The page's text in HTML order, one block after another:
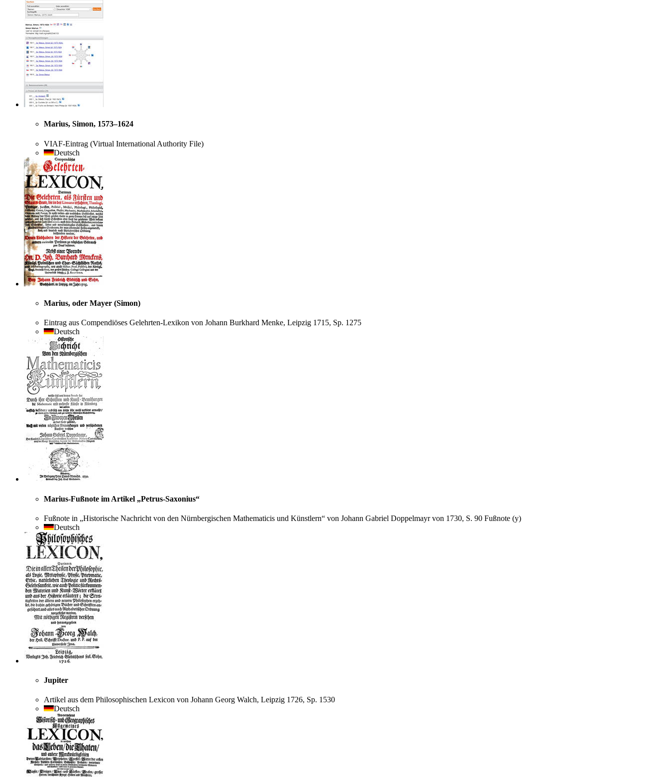
Marius, Simon, 1573–1624
VIAF-Eintrag (Virtual International Authority File)
Deutsch
Marius, oder Mayer (Simon)
Eintrag aus Compendiöses Gelehrten-Lexikon von Johann Burkhard Menke, Leipzig 1715, Sp. 1275
Deutsch
Marius-Fußnote im Artikel „Petrus-Saxonius“
Fußnote in „Historische Nachricht von den Nürnbergischen Mathematicis und Künstlern“ von Johann Gabriel Doppelmayr von 1730, S. 90 Fußnote (y)
Deutsch
Jupiter
Artikel aus dem Philosophischen Lexicon von Johann Georg Walch, Leipzig 1726, Sp. 1530
Deutsch